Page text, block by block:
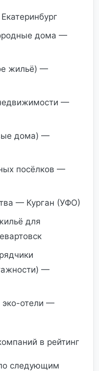
дома —
жильё) —
—
дома) —
посёлков —
— Курган (УФО)
для
—
эко-отели —
в рейтинг
следующим